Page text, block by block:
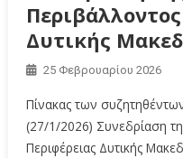
Δυτικής
25 Φεβρουαρίου 2026
Πίνακας των
(27/1/2026) Συνεδρίαση
Περιφέρειας Δυτικής